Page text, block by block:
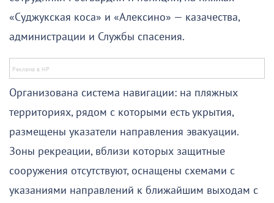
«Суджукская коса» и «Алексино» — казачества,
администрации и Службы спасения.
Организована система навигации: на пляжных
территориях, рядом с которыми есть укрытия,
размещены указатели направления эвакуации.
Зоны рекреации, вблизи которых защитные
сооружения отсутствуют, оснащены схемами с
указаниями направлений к ближайшим выходам с